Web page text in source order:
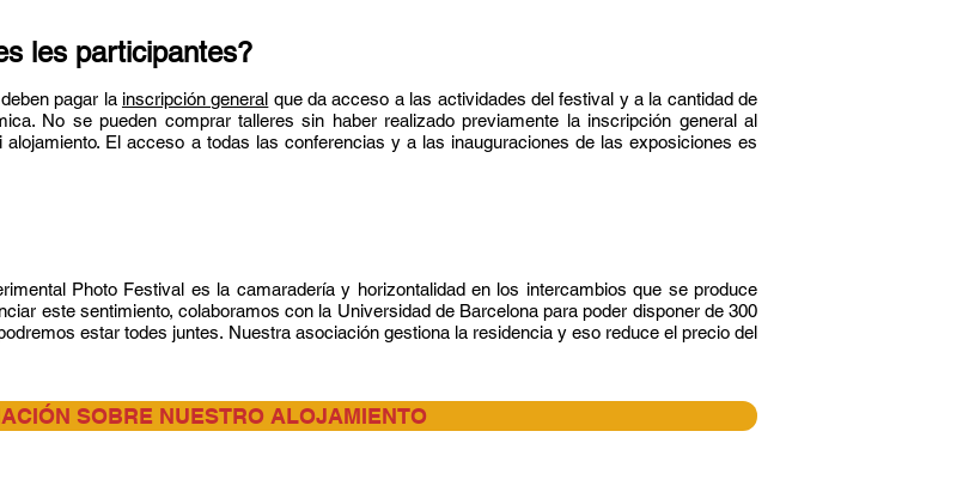
les participantes?
pagar la inscripción general que da acceso a las actividades del festival y a la cantidad de
No se pueden comprar talleres sin haber realizado previamente la inscripción general al
El acceso a todas las conferencias y a las inauguraciones de las exposiciones es
Photo Festival es la camaradería y horizontalidad en los intercambios que se produce
este sentimiento, colaboramoscon la Universidad de Barcelona para poder disponer de 300
estar todes juntes. Nuestra asociación gestiona la residencia y eso reduce el precio del
SOBRE NUESTRO ALOJAMIENTO